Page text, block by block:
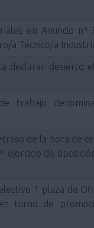
en Anuncio
a Técnico/a
declarar desierto
trabajo
de la hora de
de
1 plaza de
turno de